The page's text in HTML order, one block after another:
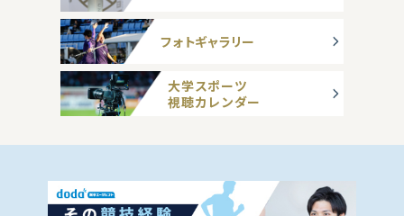
フォトギャラリー
大学スポーツ
視聴カレンダー